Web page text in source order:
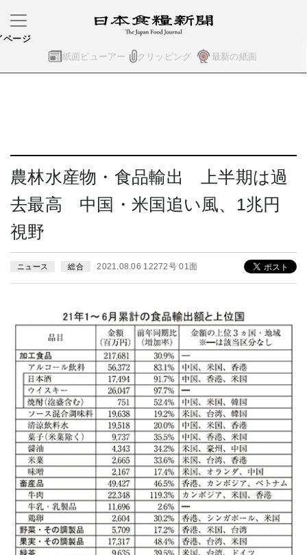
紙面ビューアー クリッピング 最新の紙面
ページ
農林水産物・食品輸出 上半期は過
去最高 中国・米国追い風、1兆円
視野
ニュース 総合 2021.08.06 12272号 01面